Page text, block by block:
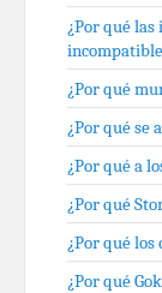
¿Por qué
¿Por qué
¿Por qué se
¿Por qué a
¿Por qué
¿Por qué
¿Por qué